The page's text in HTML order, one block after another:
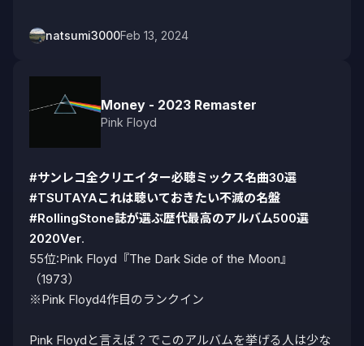
natsumi3000Feb 13, 2024
Money - 2023 Remaster
Pink Floyd
#サンレコ全クリエイター必聴ミックス名曲30選
#TSUTAYAこれは聴いておきたい不滅の名盤
#RollingStone誌が選ぶ歴代最高のアルバム500選
2020Ver.
55位:Pink Floyd『The Dark Side of the Moon』
（1973）
※Pink Floyd4作目のランクイン
Pink Floydと言えば？でこのアルバムを挙げる人は少な